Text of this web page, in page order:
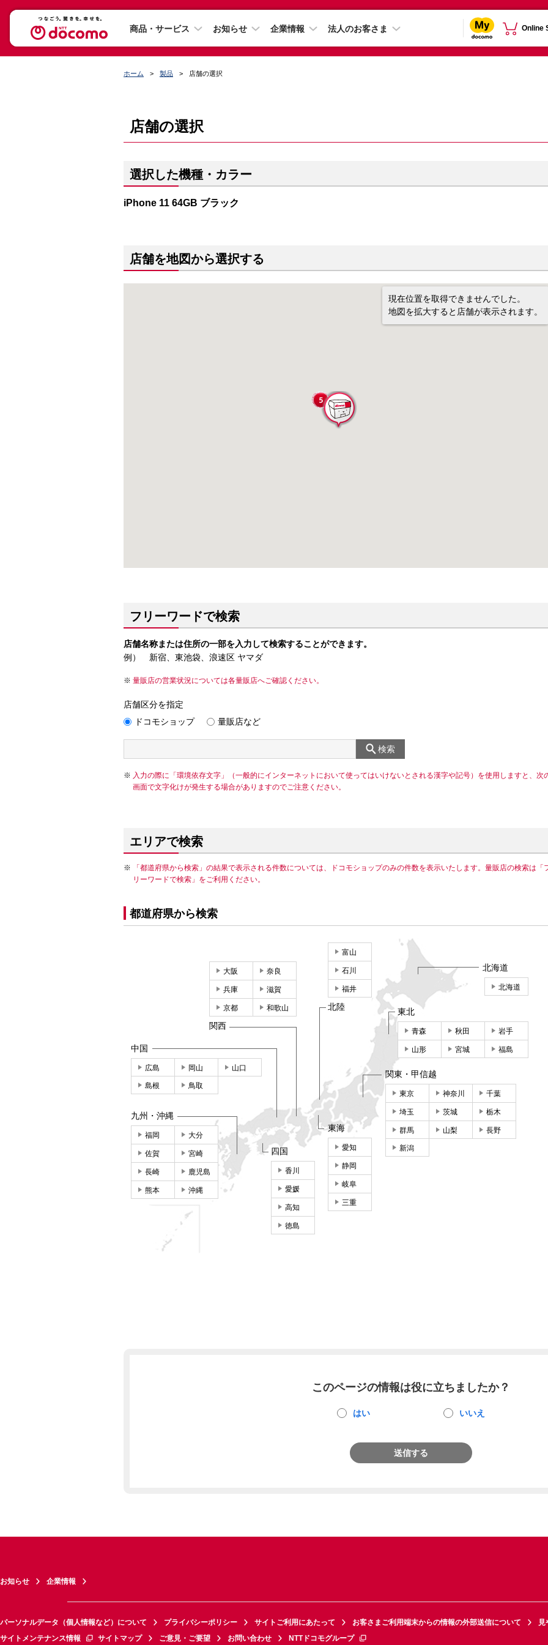
商品・サービス お知らせ 企業情報 法人のお客さま Online
ホーム 製品 店舗の選択
店舗の選択
選択した機種・カラー
iPhone 11 64GB ブラック
店舗を地図から選択する
現在位置を取得できませんでした。
地図を拡大すると店舗が表示されます。
フリーワードで検索
店舗名称または住所の一部を入力して検索することができます。
例） 新宿、東池袋、浪速区 ヤマダ
量販店の営業状況については各量販店へご確認ください。
店舗区分を指定
ドコモショップ
量販店など
検索
入力の際に「環境依存文字」（一般的にインターネットにおいて使ってはいけないとされる漢字や記号）を使用しますと、次
画面で文字化けが発生する場合がありますのでご注意ください。
エリアで検索
「都道府県から検索」の結果で表示される件数については、ドコモショップのみの件数を表示いたします。量販店の検索は「
リーワードで検索」をご利用ください。
都道府県から検索
北海道
北海道
東北
青森 秋田 岩手
山形 宮城 福島
関東・甲信越
東京 神奈川 千葉
埼玉 茨城 栃木
群馬 山梨 長野
新潟
東海
愛知
静岡
岐阜
三重
富山
石川
福井
北陸
大阪 奈良
兵庫 滋賀
京都 和歌山
関西
中国
広島 岡山 山口
島根 鳥取
四国
香川
愛媛
高知
徳島
九州・沖縄
福岡 大分
佐賀 宮崎
長崎 鹿児島
熊本 沖縄
このページの情報は役に立ちましたか？
はい いいえ
送信する
お知らせ 企業情報
パーソナルデータ（個人情報など）について プライバシーポリシー サイトご利用にあたって お客さまご利用端末からの情報の外部送信について
見
サイトメンテナンス情報
サイトマップ ご意見・ご要望 お問い合わせ NTTドコモグループ